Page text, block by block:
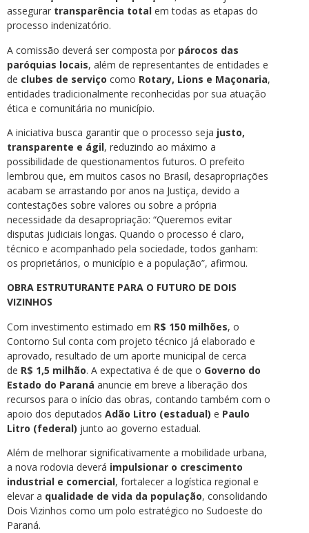
assegurar transparência total em todas as etapas do
processo indenizatório.
A comissão deverá ser composta por párocos das
paróquias locais, além de representantes de entidades e
de clubes de serviço como Rotary, Lions e Maçonaria,
entidades tradicionalmente reconhecidas por sua atuação
ética e comunitária no município.
A iniciativa busca garantir que o processo seja justo,
transparente e ágil, reduzindo ao máximo a
possibilidade de questionamentos futuros. O prefeito
lembrou que, em muitos casos no Brasil, desapropriações
acabam se arrastando por anos na Justiça, devido a
contestações sobre valores ou sobre a própria
necessidade da desapropriação: “Queremos evitar
disputas judiciais longas. Quando o processo é claro,
técnico e acompanhado pela sociedade, todos ganham:
os proprietários, o município e a população”, afirmou.
OBRA ESTRUTURANTE PARA O FUTURO DE DOIS
VIZINHOS
Com investimento estimado em R$ 150 milhões, o
Contorno Sul conta com projeto técnico já elaborado e
aprovado, resultado de um aporte municipal de cerca
de R$ 1,5 milhão. A expectativa é de que o Governo do
Estado do Paraná anuncie em breve a liberação dos
recursos para o início das obras, contando também com o
apoio dos deputados Adão Litro (estadual) e Paulo
Litro (federal) junto ao governo estadual.
Além de melhorar significativamente a mobilidade urbana,
a nova rodovia deverá impulsionar o crescimento
industrial e comercial, fortalecer a logística regional e
elevar a qualidade de vida da população, consolidando
Dois Vizinhos como um polo estratégico no Sudoeste do
Paraná.